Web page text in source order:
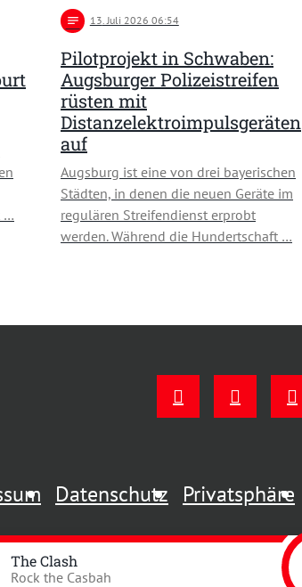
…
notes 13. Juli 2026 06:54
Pilotprojekt in Schwaben:
Augsburger Polizeistreifen
rüsten mit
Distanzelektroimpulsgeräten
auf
Augsburg ist eine von drei bayerischen
Städten, in denen die neuen Geräte im
regulären Streifendienst erprobt
werden. Während die Hundertschaft …
Datenschutz Privatsphäre
The Clash
Rock the Casbah